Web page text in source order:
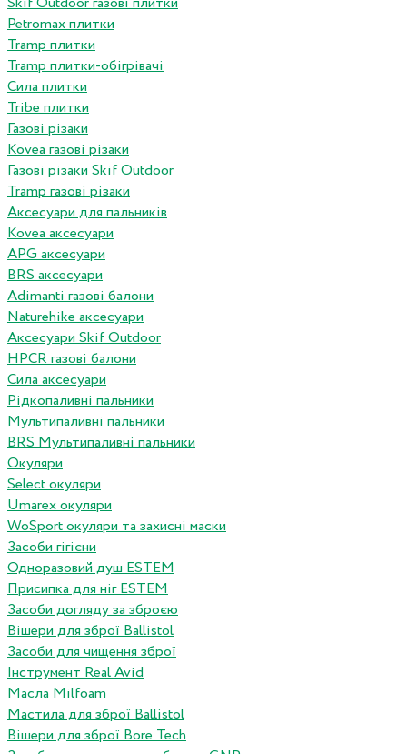
Petromax плитки
Tramp плитки
Tramp плитки-обігрівачі
Сила плитки
Tribe плитки
Газові різаки
Kovea газові різаки
Газові різаки Skif Outdoor
Tramp газові різаки
Аксесуари для пальників
Kovea аксесуари
APG аксесуари
BRS аксесуари
Adimanti газові балони
Naturehike аксесуари
Аксесуари Skif Outdoor
HPCR газові балони
Сила аксесуари
Рідкопаливні пальники
Мультипаливні пальники
BRS Мультипаливні пальники
Окуляри
Select окуляри
Umarex окуляри
WoSport окуляри та захисні маски
Засоби гігієни
Одноразовий душ ESTEM
Присипка для ніг ESTEM
Засоби догляду за зброєю
Вішери для зброї Ballistol
Засоби для чищення зброї
Інструмент Real Avid
Масла Milfoam
Мастила для зброї Ballistol
Вішери для зброї Bore Tech